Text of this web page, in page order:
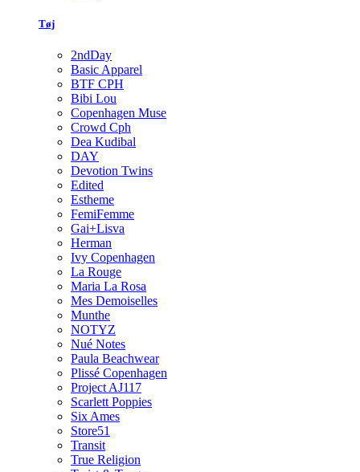
Tøj
2ndDay
Basic Apparel
BTF CPH
Bibi Lou
Copenhagen Muse
Crowd Cph
Dea Kudibal
DAY
Devotion Twins
Edited
Estheme
FemiFemme
Gai+Lisva
Herman
Ivy Copenhagen
La Rouge
Maria La Rosa
Mes Demoiselles
Munthe
NOTYZ
Nué Notes
Paula Beachwear
Plissé Copenhagen
Project AJ117
Scarlett Poppies
Six Ames
Store51
Transit
True Religion